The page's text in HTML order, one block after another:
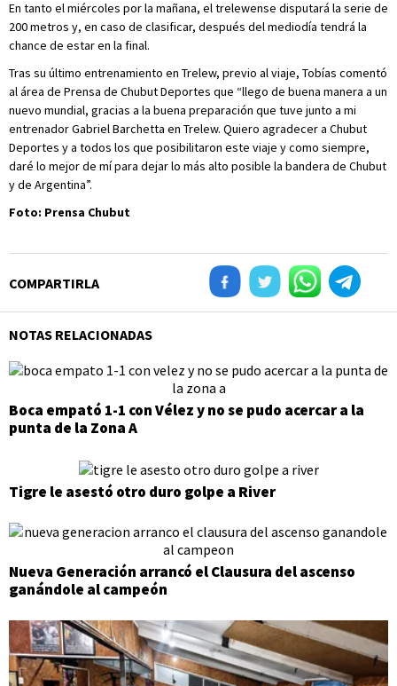
En tanto el miércoles por la mañana, el trelewense disputará la serie de
200 metros y, en caso de clasificar, después del mediodía tendrá la
chance de estar en la final.
Tras su último entrenamiento en Trelew, previo al viaje, Tobías comentó
al área de Prensa de Chubut Deportes que “llego de buena manera a un
nuevo mundial, gracias a la buena preparación que tuve junto a mi
entrenador Gabriel Barchetta en Trelew. Quiero agradecer a Chubut
Deportes y a todos los que posibilitaron este viaje y como siempre,
daré lo mejor de mí para dejar lo más alto posible la bandera de Chubut
y de Argentina”.
Foto: Prensa Chubut
COMPARTIRLA
NOTAS RELACIONADAS
Boca empató 1-1 con Vélez y no se pudo acercar a la
punta de la Zona A
Tigre le asestó otro duro golpe a River
Nueva Generación arrancó el Clausura del ascenso
ganándole al campeón